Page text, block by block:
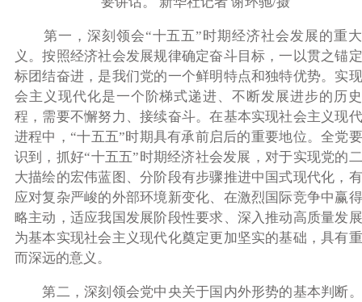
第一，深刻领会“十五五”时期经济社会发展的重
义。按照经济社会发展规律确定奋斗目标，一以贯之锚
标团结奋进，是我们党的一个鲜明特点和独特优势。实
会主义现代化是一个阶梯式递进、不断发展进步的历
程，需要不懈努力、接续奋斗。在基本实现社会主义现
进程中，“十五五”时期具有承前启后的重要地位。全党
识到，抓好“十五五”时期经济社会发展，对于实现党的
大描绘的宏伟蓝图、分阶段有步骤推进中国式现代化，
应对复杂严峻的外部环境新变化、在激烈国际竞争中赢
略主动，适应我国发展阶段性要求、深入推动高质量发
为基本实现社会主义现代化奠定更加坚实的基础，具有
而深远的意义。
第二，深刻领会党中央关于国内外形势的基本判断